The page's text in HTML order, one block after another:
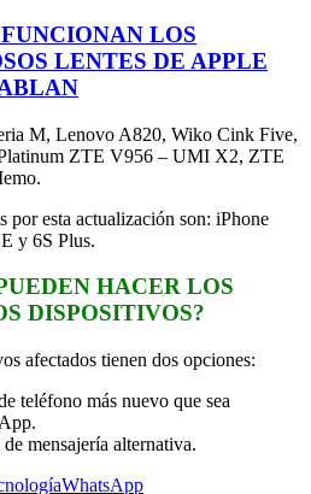
LOS
LENTES DE APPLE
M, Lenovo A820, Wiko Cink Five,
ZTE V956 – UMI X2, ZTE
por esta actualización son: iPhone
y 6S Plus.
HACER LOS
DISPOSITIVOS?
afectados tienen dos opciones:
teléfono más nuevo que sea
mensajería alternativa.
WhatsApp